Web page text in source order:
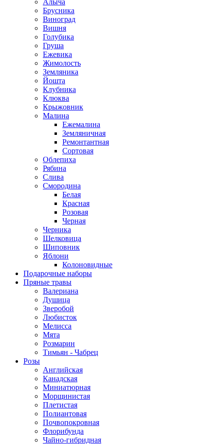
Брусника
Виноград
Вишня
Голубика
Груша
Ежевика
Жимолость
Земляника
Йошта
Клубника
Клюква
Крыжовник
Малина
Ежемалина
Земляничная
Ремонтантная
Сортовая
Облепиха
Рябина
Слива
Смородина
Белая
Красная
Розовая
Черная
Черника
Шелковица
Шиповник
Яблони
Колоновидные
Подарочные наборы
Пряные травы
Валериана
Душица
Зверобой
Любисток
Мелисса
Мята
Розмарин
Тимьян - Чабрец
Розы
Английская
Канадская
Миниатюрная
Морщинистая
Плетистая
Полиантовая
Почвопокровная
Флорибунда
Чайно-гибридная